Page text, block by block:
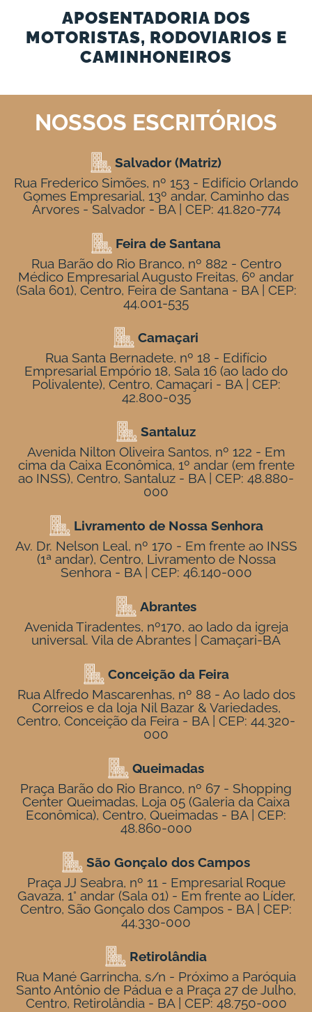
APOSENTADORIA DOS
MOTORISTAS, RODOVIARIOS E
CAMINHONEIROS
NOSSOS ESCRITÓRIOS
Salvador (Matriz)
Rua Frederico Simões, nº 153 - Edifício Orlando
Gomes Empresarial, 13º andar, Caminho das
Árvores - Salvador - BA | CEP: 41.820-774
Feira de Santana
Rua Barão do Rio Branco, nº 882 - Centro
Médico Empresarial Augusto Freitas, 6º andar
(Sala 601), Centro, Feira de Santana - BA | CEP:
44.001-535
Camaçari
Rua Santa Bernadete, nº 18 - Edifício
Empresarial Empório 18, Sala 16 (ao lado do
Polivalente), Centro, Camaçari - BA | CEP:
42.800-035
Santaluz
Avenida Nilton Oliveira Santos, nº 122 - Em
cima da Caixa Econômica, 1º andar (em frente
ao INSS), Centro, Santaluz - BA | CEP: 48.880-
000
Livramento de Nossa Senhora
Av. Dr. Nelson Leal, nº 170 - Em frente ao INSS
(1ª andar), Centro, Livramento de Nossa
Senhora - BA | CEP: 46.140-000
Abrantes
Avenida Tiradentes, nº170, ao lado da igreja
universal. Vila de Abrantes | Camaçari-BA
Conceição da Feira
Rua Alfredo Mascarenhas, nº 88 - Ao lado dos
Correios e da loja Nil Bazar & Variedades,
Centro, Conceição da Feira - BA | CEP: 44.320-
000
Queimadas
Praça Barão do Rio Branco, nº 67 - Shopping
Center Queimadas, Loja 05 (Galeria da Caixa
Econômica), Centro, Queimadas - BA | CEP:
48.860-000
São Gonçalo dos Campos
Praça JJ Seabra, nº 11 - Empresarial Roque
Gavaza, 1° andar (Sala 01) - Em frente ao Líder,
Centro, São Gonçalo dos Campos - BA | CEP:
44.330-000
Retirolândia
Rua Mané Garrincha, s/n - Próximo a Paróquia
Santo Antônio de Pádua e a Praça 27 de Julho,
Centro, Retirolândia - BA | CEP: 48.750-000